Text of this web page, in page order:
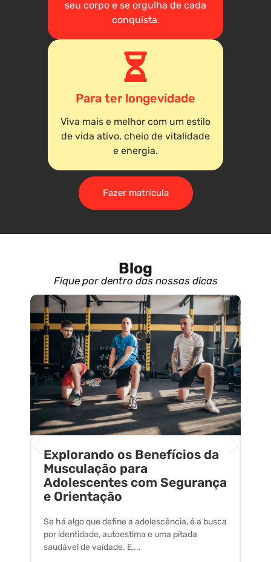
seu corpo e se orgulha de cada
conquista.
Para ter longevidade
Viva mais e melhor com um estilo
de vida ativo, cheio de vitalidade
e energia.
Fazer matrícula
Blog
Fique por dentro das nossas dicas
Explorando os Benefícios da
Musculação para
Adolescentes com Segurança
e Orientação
Se há algo que define a adolescência, é a busca
por identidade, autoestima e uma pitada
saudável de vaidade. E,...